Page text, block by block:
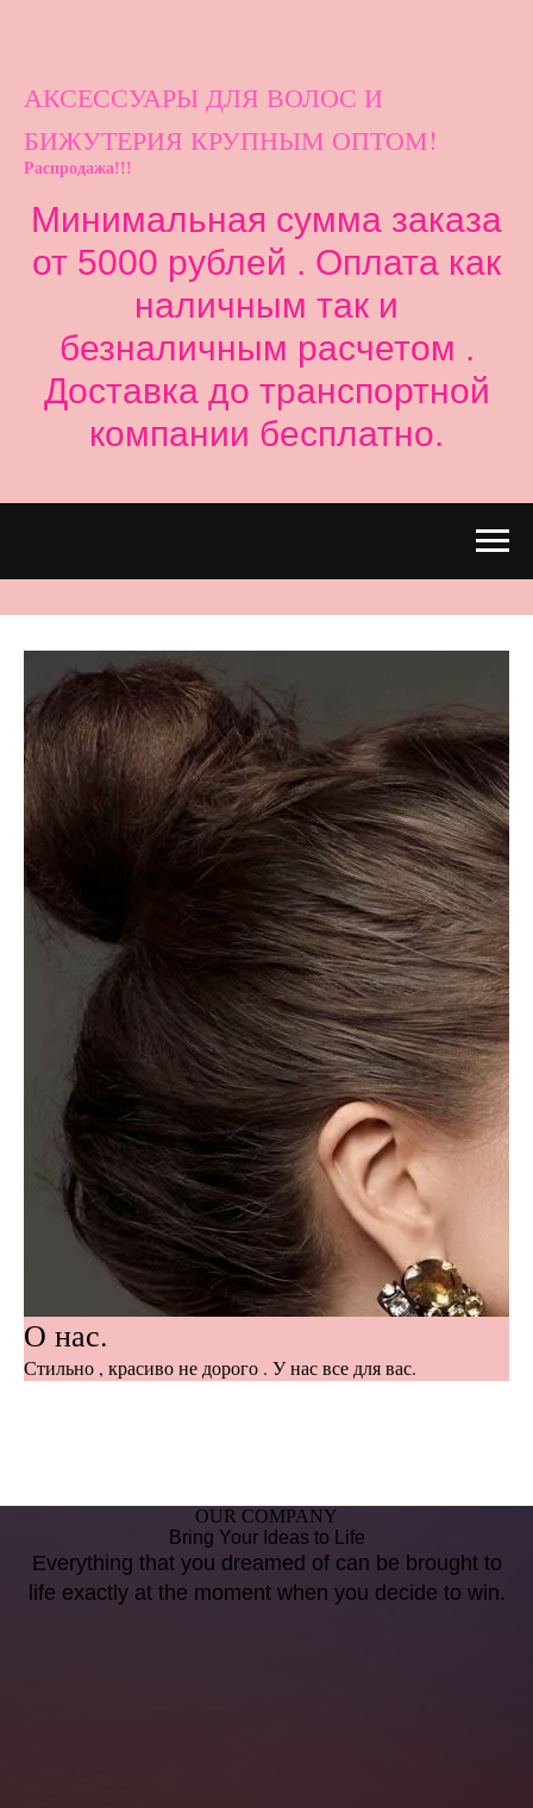
АКСЕССУАРЫ ДЛЯ ВОЛОС И
БИЖУТЕРИЯ КРУПНЫМ ОПТОМ!
Распродажа!!!
Минимальная сумма заказа
от 5000 рублей . Оплата как
наличным так и
безналичным расчетом .
Доставка до транспортной
компании бесплатно.
О нас.
Стильно , красиво не дорого . У нас все для вас.
OUR COMPANY
Bring Your Ideas to Life
Everything that you dreamed of can be brought to
life exactly at the moment when you decide to win.